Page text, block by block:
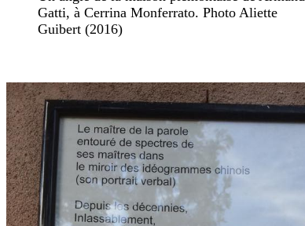
Gatti, à Cerrina Monferrato. Photo Aliette
Guibert (2016)